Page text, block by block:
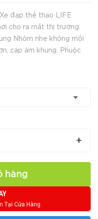
đạp thể thao LIFE
cho ra mắt thị trường.
Nhôm nhẹ không mối
cáp âm khung. Phuộc
+
hàng
Tại Cửa Hàng